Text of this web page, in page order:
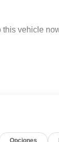
this vehicle
Opciones